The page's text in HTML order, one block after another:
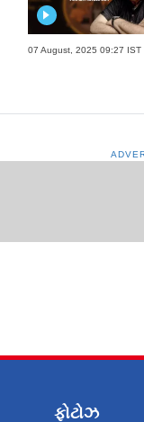
07 August, 2025 09:27 IST
ફોટોઝ